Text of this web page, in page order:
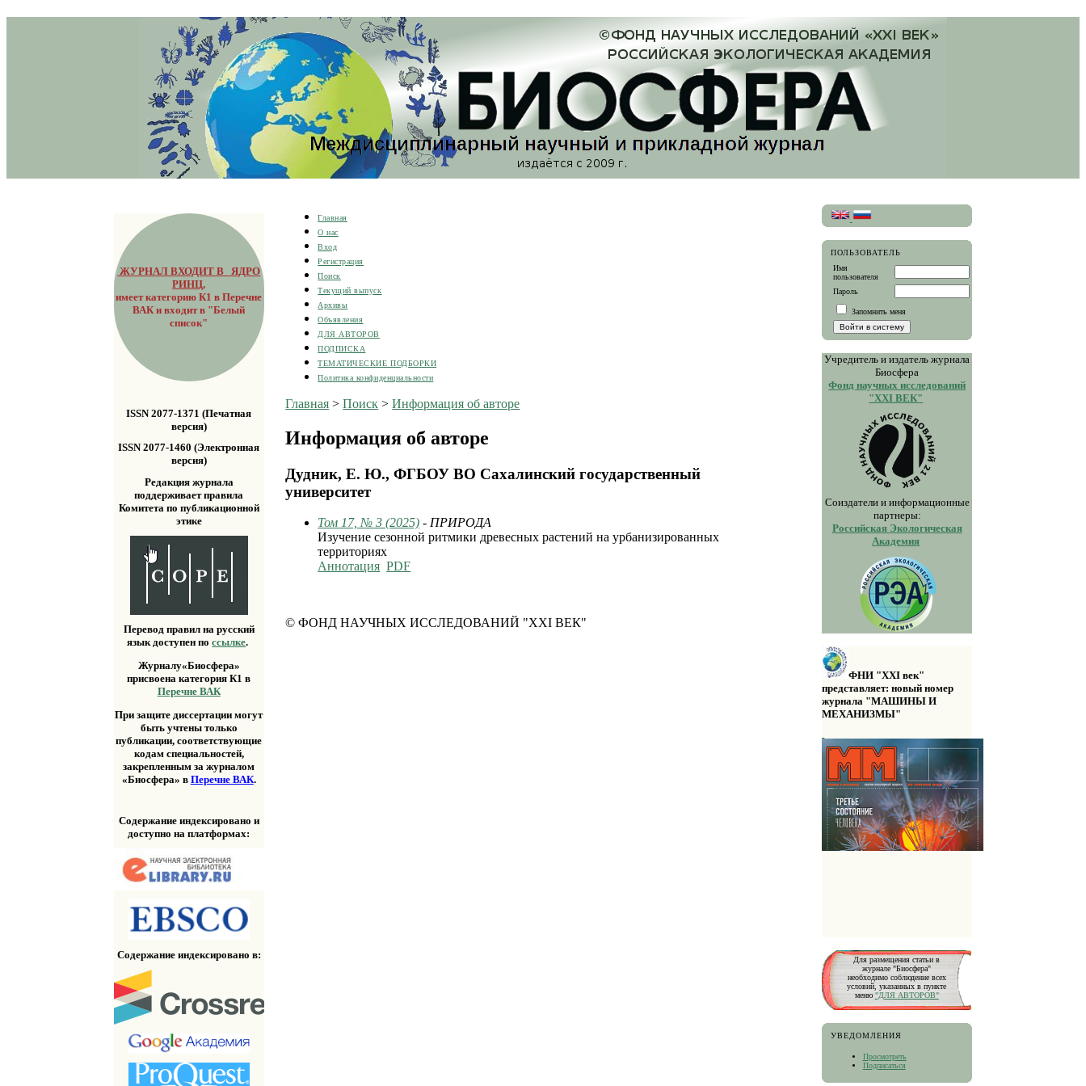
ЖУРНАЛ ВХОДИТ В ЯДРО
РИНЦ,
имеет категорию К1 в Перечне
ВАК и входит в "Белый
список"
ISSN 2077-1371 (Печатная
версия)
ISSN 2077-1460 (Электронная
версия)
Редакция журнала
поддерживает правила
Комитета по публикационной
этике
Перевод правил на русский
язык доступен поссылке.
Журналу«Биосфера»
присвоена категория К1 в
Перечне ВАК
При защите диссертации могут
быть учтены только
публикации, соответствующие
кодам специальностей,
закрепленным за журналом
«Биосфера» в Перечне ВАК.
Содержание индексировано и
доступно на платформах:
Содержание индексировано в:
ПОЛЬЗОВАТЕЛЬ
Имя
пользователя
Пароль
Запомнить меня
Учредитель и издатель журнала
Биосфера
Фонд научных исследований
"XXI ВЕК"
Соиздатели и информационные
партнеры:
Российская Экологическая
Академия
ФНИ "XXI век"
представляет: новый номер
журнала "МАШИНЫ И
МЕХАНИЗМЫ"
Для размещения статьи в
журнале "Биосфера"
необходимо соблюдение всех
условий, указанных в пункте
меню "ДЛЯ АВТОРОВ"
УВЕДОМЛЕНИЯ
Просмотреть
Подписаться
Главная
О нас
Вход
Регистрация
Поиск
Текущий выпуск
Архивы
Объявления
ДЛЯ АВТОРОВ
ПОДПИСКА
ТЕМАТИЧЕСКИЕ ПОДБОРКИ
Политика конфиденциальности
Главная >Поиск >Информация об авторе
Информация об авторе
Дудник, Е. Ю., ФГБОУ ВО Сахалинский государственный
университет
Том 17, № 3 (2025) - ПРИРОДА
Изучение сезонной ритмики древесных растений на урбанизированных
территориях
Аннотация PDF
© ФОНД НАУЧНЫХ ИССЛЕДОВАНИЙ "XXI ВЕК"